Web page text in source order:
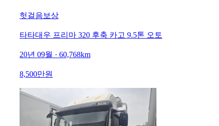
헛걸음보상
타타대우 프리마 320 후축 카고 9.5톤 오토
20년 09월 · 60,768km
8,500만원